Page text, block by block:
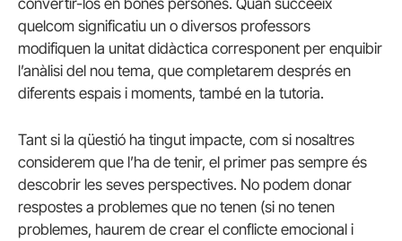
convertir-los en bones persones. Quan succeeix
quelcom significatiu un o diversos professors
modifiquen la unitat didàctica corresponent per enquibir
l’anàlisi del nou tema, que completarem després en
diferents espais i moments, també en la tutoria.
Tant si la qüestió ha tingut impacte, com si nosaltres
considerem que l’ha de tenir, el primer pas sempre és
descobrir les seves perspectives. No podem donar
respostes a problemes que no tenen (si no tenen
problemes, haurem de crear el conflicte emocional i